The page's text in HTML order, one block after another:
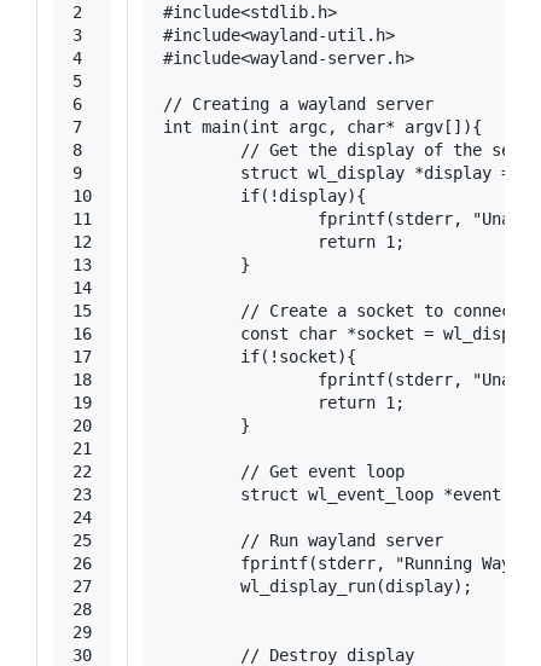
2
3
4
5
6
7
8
9
10
11
12
13
14
15
16
17
18
19
20
21
22
23
24
25
26
27
28
29
30
#include<stdlib.h>
#include<wayland-util.h>
#include<wayland-server.h>
// Creating a wayland server
int main(int argc, char* argv[]){
// Get the display of the
struct wl_display *display =
if(!display){
fprintf(stderr,
return 1 ;
	}
// Create a socket to connect
const
char *socket =
if(!socket){
fprintf(stderr,
return 1 ;
	}
// Get event loop
struct wl_event_loop *event
// Run wayland server
fprintf(stderr,
"Running
	wl_display_run(display);
// Destroy display